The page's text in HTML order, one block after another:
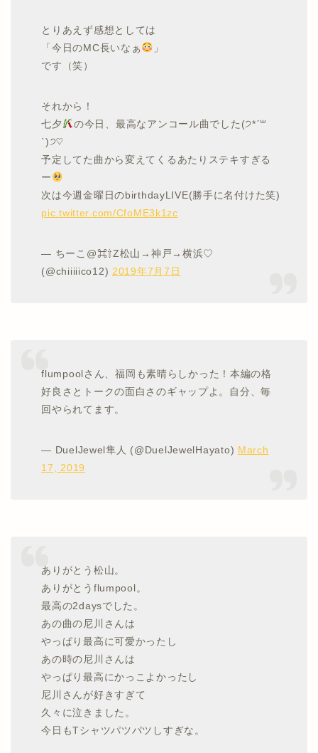
とりあえず感想としては
「今日のMC長いなぁ
」
です（笑）
それから！
七夕
の今日、最高なアンコール曲でした(੭*ˊ꒳​
ˋ)੭♡
予定してた曲から変えてくるあたりステキすぎる
ー
次は今週金曜日のbirthdayLIVE(勝手に名付けた笑)
pic.twitter.com/CfoME3k1zc
— ちーこ@⌘⇧Z松山→神戸→横浜♡
(@chiiiiico12) 2019年7月7日
flumpoolさん、福岡も素晴らしかった！本編の格
好良さとトークの面白さのギャップよ。自分、毎
回やられてます。
— DuelJewel隼人 (@DuelJewelHayato) March
17, 2019
ありがとう松山。
ありがとうflumpool。
最高の2daysでした。
あの曲の尼川さんは
やっぱり最高に可愛かったし
あの時の尼川さんは
やっぱり最高にかっこよかったし
尼川さんが好きすぎて
久々に泣きました。
今日もTシャツパツパツしすぎな。